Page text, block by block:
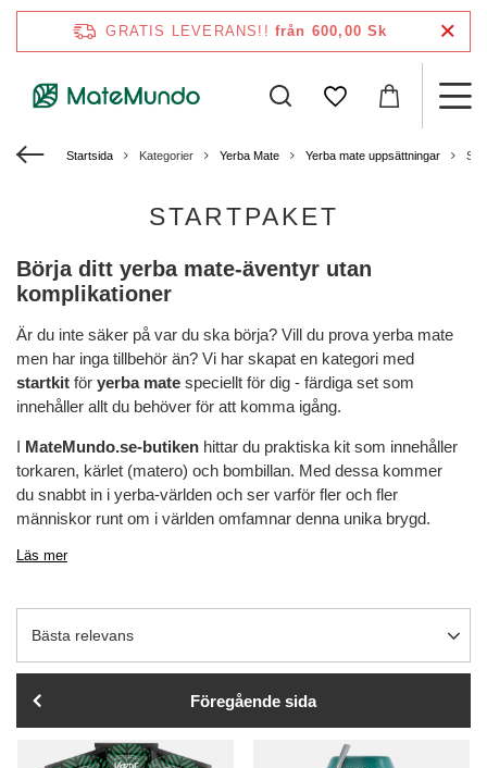
GRATIS LEVERANS!! från 600,00 Sk
Startsida Kategorier Yerba Mate Yerba mate uppsättningar
STARTPAKET
Börja ditt yerba mate-äventyr utan
komplikationer
Är du inte säker på var du ska börja? Vill du prova yerba mate
men har inga tillbehör än? Vi har skapat en kategori med
startkit för yerba mate speciellt för dig - färdiga set som
innehåller allt du behöver för att komma igång.
I MateMundo.se-butiken hittar du praktiska kit som innehåller
torkaren, kärlet (matero) och bombillan. Med dessa kommer
du snabbt in i yerba-världen och ser varför fler och fler
människor runt om i världen omfamnar denna unika brygd.
Läs mer
Ändra sortering
Bästa relevans
Föregående sida